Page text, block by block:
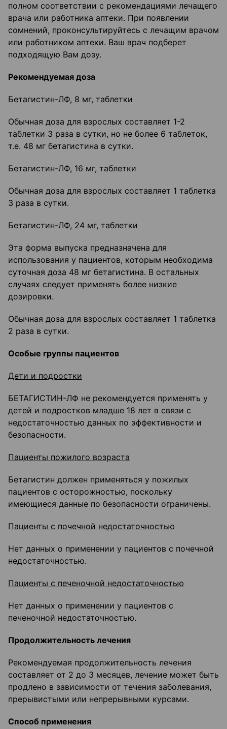
полном соответствии с рекомендациями лечащего
врача или работника аптеки. При появлении
сомнений, проконсультируйтесь с лечащим врачом
или работником аптеки. Ваш врач подберет
подходящую Вам дозу.
Рекомендуемая доза
Бетагистин-ЛФ, 8 мг, таблетки
Обычная доза для взрослых составляет 1-2
таблетки 3 раза в сутки, но не более 6 таблеток,
т.е. 48 мг бетагистина в сутки.
Бетагистин-ЛФ, 16 мг, таблетки
Обычная доза для взрослых составляет 1 таблетка
3 раза в сутки.
Бетагистин-ЛФ, 24 мг, таблетки
Эта форма выпуска предназначена для
использования у пациентов, которым необходима
суточная доза 48 мг бетагистина. В остальных
случаях следует применять более низкие
дозировки.
Обычная доза для взрослых составляет 1 таблетка
2 раза в сутки.
Особые группы пациентов
Дети и подростки
БЕТАГИСТИН-ЛФ не рекомендуется применять у
детей и подростков младше 18 лет в связи с
недостаточностью данных по эффективности и
безопасности.
Пациенты пожилого возраста
Бетагистин должен применяться у пожилых
пациентов с осторожностью, поскольку
имеющиеся данные по безопасности ограничены.
Пациенты с почечной недостаточностью
Нет данных о применении у пациентов с почечной
недостаточностью.
Пациенты с печеночной недостаточностью
Нет данных о применении у пациентов с
печеночной недостаточностью.
Продолжительность лечения
Рекомендуемая продолжительность лечения
составляет от 2 до 3 месяцев, лечение может быть
продлено в зависимости от течения заболевания,
прерывистыми или непрерывными курсами.
Способ применения